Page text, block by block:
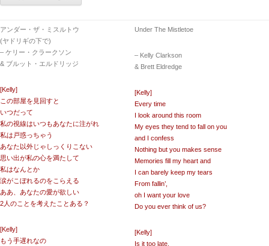
アンダー・ザ・ミスルトウ
(ヤドリギの下で)
– ケリー・クラークソン
& ブルット・エルドリッジ
[Kelly]
この部屋を見回すと
いつだって
私の視線はいつもあなたに注がれ
私は戸惑っちゃう
あなた以外じゃしっくりこない
思い出が私の心を満たして
私はなんとか
涙がこぼれるのをこらえる
ああ、あなたの愛が欲しい
2人のことを考えたことある？
[Kelly]
もう手遅れなの
Under The Mistletoe
– Kelly Clarkson
& Brett Eldredge
[Kelly]
Every time
I look around this room
My eyes they tend to fall on you
and I confess
Nothing but you makes sense
Memories fill my heart and
I can barely keep my tears
From fallin’,
oh I want your love
Do you ever think of us?
[Kelly]
Is it too late,